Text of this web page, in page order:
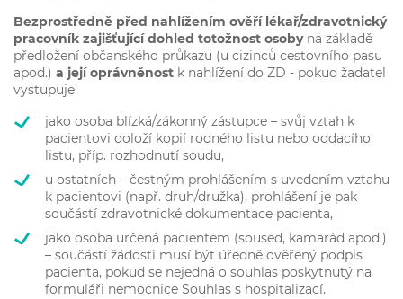
Bezprostředně před nahlížením ověří lékař/zdravotnický
pracovník zajišťující dohled totožnost osobyna základě
předložení občanského průkazu (u cizinců cestovního pasu
apod.) a její oprávněnost k nahlížení do ZD - pokud žadatel
vystupuje
jako osoba blízká/zákonný zástupce – svůj vztah k
pacientovi doloží kopií rodného listu nebo oddacího
listu, příp. rozhodnutí soudu,
u ostatních – čestným prohlášením s uvedením vztahu
k pacientovi (např. druh/družka), prohlášení je pak
součástí zdravotnické dokumentace pacienta,
jako osoba určená pacientem (soused, kamarád apod.)
– součástí žádosti musí být úředně ověřený podpis
pacienta, pokud se nejedná o souhlas poskytnutý na
formuláři nemocnice Souhlas s hospitalizací.